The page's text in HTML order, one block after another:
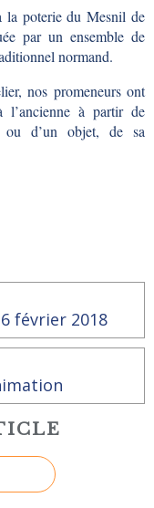
la poterie du Mesnil de
par un ensemble de
normand.
nos promeneurs ont
l’ancienne à partir de
ou d’un objet, de sa
février 2018